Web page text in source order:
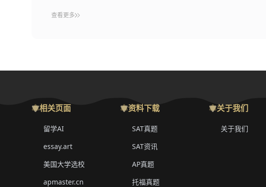
查看更多
相关页面
留学AI
essay.art
美国大学选校
apmaster.cn
资料下载
SAT真题
SAT资讯
AP真题
托福真题
关于我们
关于我们